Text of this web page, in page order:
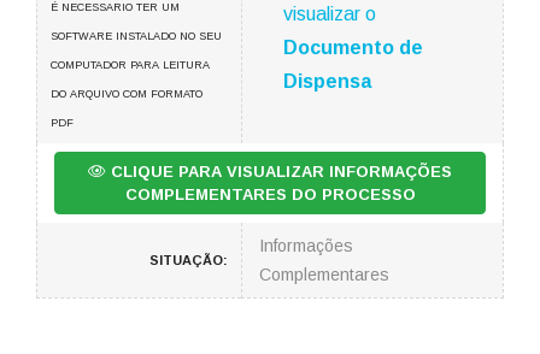
É NECESSARIO TER UM
SOFTWARE INSTALADO NO SEU
COMPUTADOR PARA LEITURA
DO ARQUIVO COM FORMATO
PDF
visualizar o
Documento de
Dispensa
CLIQUE PARA VISUALIZAR INFORMAÇÕES
COMPLEMENTARES DO PROCESSO
SITUAÇÃO:
Informações
Complementares